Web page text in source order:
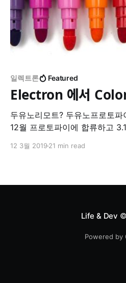
일렉트론 Featured
Electron 에서
두유노리모트? 두유노프로토
12월 프로토파이에 합류하고
정을 기록해본다. Protopie Studio 프로토파이 스튜디오
12 3월 2019 21 min read
Life & Dev
Powered by